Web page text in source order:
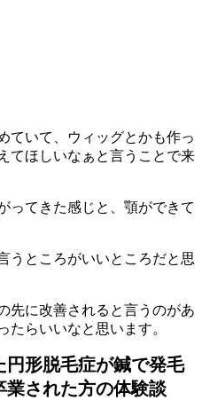
ていて、ウィッグとかも作っ
てほしいなぁと言うことで来
ってきた感じと、顎ができて
うところがいいところだと思
先に改善されると言うのがあ
たらいいなと思います。
円形脱毛症が鍼で発毛
業された方の体験談